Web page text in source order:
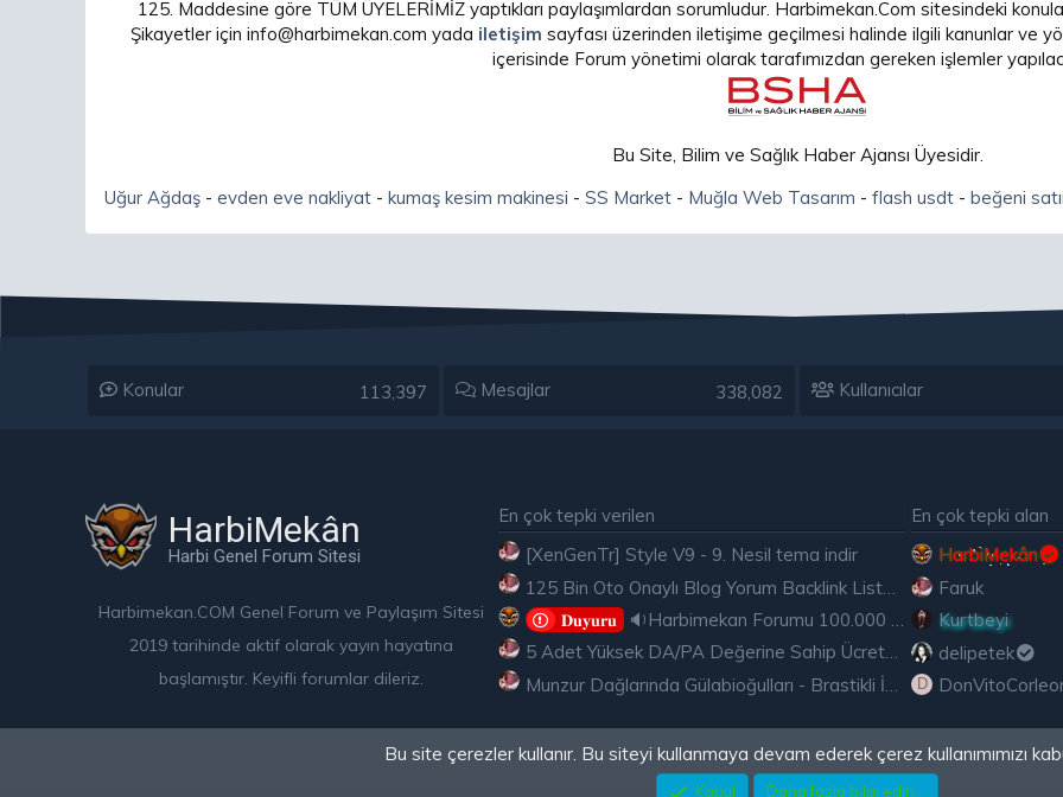
125. Maddesine göre TÜM ÜYELERİMİZ yaptıkları paylaşımlardan sorumludur. Harbimekan.Com sitesindeki
Şikayetler için info@harbimekan.com yada iletişim sayfası üzerinden iletişime geçilmesi halinde ilgili kanunlar ve
içerisinde Forum yönetimi olarak tarafımızdan gereken işlemler
Bu Site, Bilim ve Sağlık Haber Ajansı Üyesidir.
Uğur Ağdaş- evden eve nakliyat- kumaş kesim makinesi - SS Market- Muğla Web Tasarım - flash usdt- beğeni
Konular 113,397 Mesajlar 338,082 Kullanıcılar
HarbiMekân
Harbi Genel Forum Sitesi
Harbimekan.COM Genel Forum ve Paylaşım Sitesi
2019 tarihinde aktif olarak yayın hayatına
başlamıştır. Keyifli forumlar dileriz.
En çok tepki verilen
[XenGenTr] Style V9 - 9. Nesil tema indir
𝐃𝐮𝐲𝐮𝐫𝐮
🔉Harbimekan Forumu 100.000 Mesajı Aştı
5 Adet Yüksek DA/PA Değerine Sahip Ücretsiz Edu Backlink
En çok tepki alan
HarbiMekân
Faruk
Kurtbeyi
delipetek
D
Bu site çerezler kullanır. Bu siteyi kullanmaya devam ederek çerez kullanımımızı
Kabul Daha fazla bilgi edin...